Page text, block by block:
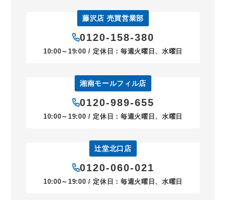
藤沢店 売買営業部
0120-158-380
10:00～19:00 / 定休日：毎週火曜日、水曜日
湘南モールフィル店
0120-989-655
10:00～19:00 / 定休日：毎週火曜日、水曜日
辻堂北口店
0120-060-021
10:00～19:00 / 定休日：毎週火曜日、水曜日